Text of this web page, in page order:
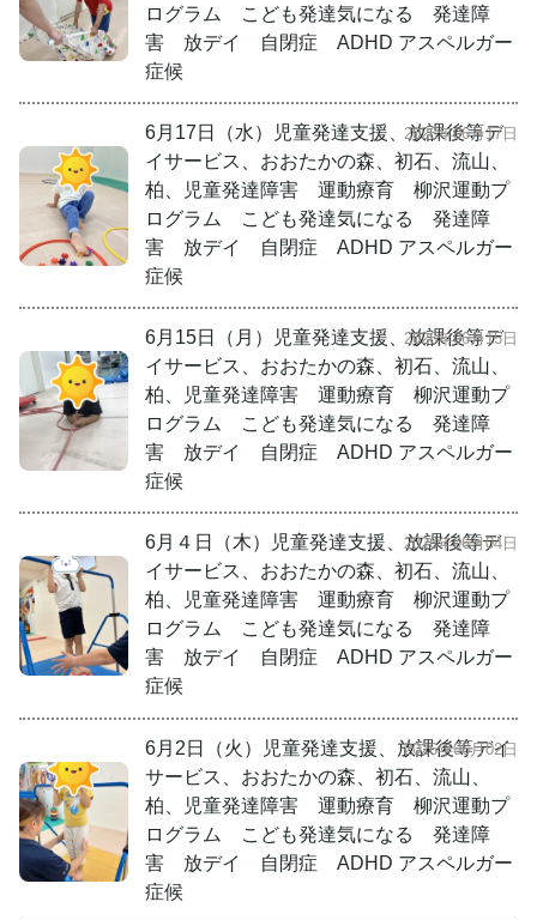
ログラム こども発達気になる 発達障
害 放デイ 自閉症 ADHD アスペルガー
症候
6月17日（水）児童発達支援、放課後等デ
イサービス、おおたかの森、初石、流山、
柏、児童発達障害 運動療育 柳沢運動プ
ログラム こども発達気になる 発達障
害 放デイ 自閉症 ADHD アスペルガー
症候
2026年06月17日
6月15日（月）児童発達支援、放課後等デ
イサービス、おおたかの森、初石、流山、
柏、児童発達障害 運動療育 柳沢運動プ
ログラム こども発達気になる 発達障
害 放デイ 自閉症 ADHD アスペルガー
症候
2026年06月15日
6月４日（木）児童発達支援、放課後等デ
イサービス、おおたかの森、初石、流山、
柏、児童発達障害 運動療育 柳沢運動プ
ログラム こども発達気になる 発達障
害 放デイ 自閉症 ADHD アスペルガー
症候
2026年06月04日
6月2日（火）児童発達支援、放課後等デイ
サービス、おおたかの森、初石、流山、
柏、児童発達障害 運動療育 柳沢運動プ
ログラム こども発達気になる 発達障
害 放デイ 自閉症 ADHD アスペルガー
症候
2026年06月02日